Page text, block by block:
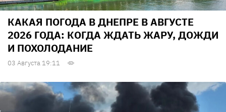
КАКАЯ ПОГОДА В ДНЕПРЕ В АВГУСТЕ
2026 ГОДА: КОГДА ЖДАТЬ ЖАРУ, ДОЖДИ
И ПОХОЛОДАНИЕ
03 Августа 19:11